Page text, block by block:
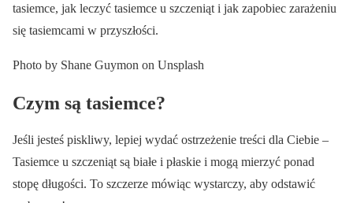
tasiemce, jak leczyć tasiemce u szczeniąt i jak zapobiec zarażeniu
się tasiemcami w przyszłości.
Photo by Shane Guymon on Unsplash
Czym są tasiemce?
Jeśli jesteś piskliwy, lepiej wydać ostrzeżenie treści dla Ciebie –
Tasiemce u szczeniąt są białe i płaskie i mogą mierzyć ponad
stopę długości. To szczerze mówiąc wystarczy, aby odstawić